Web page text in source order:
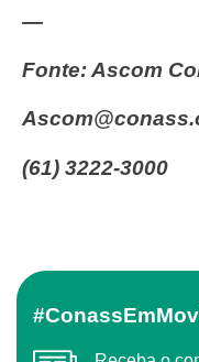
—
Fonte: Ascom
(61) 3222-3000